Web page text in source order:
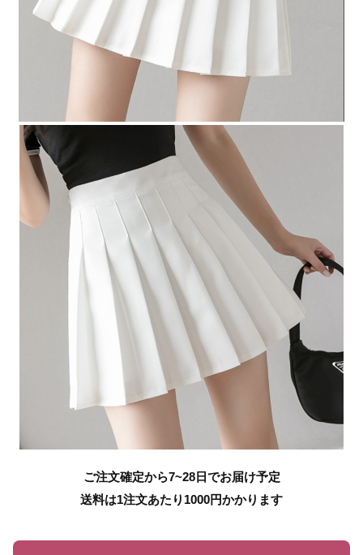
ご注文確定から7~28日でお届け予定
送料は1注文あたり 1000円かかります